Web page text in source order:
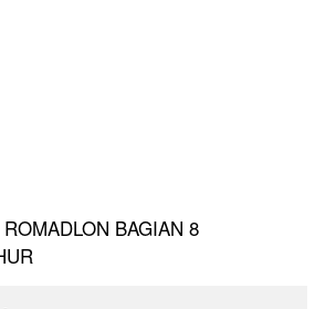
BAGIAN 8